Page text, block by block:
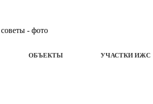
ОБЪЕКТЫ УЧАСТКИ ИЖС